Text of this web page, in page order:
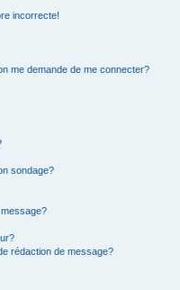
incorrecte!
me demande de me connecter?
sondage?
rédaction de message?